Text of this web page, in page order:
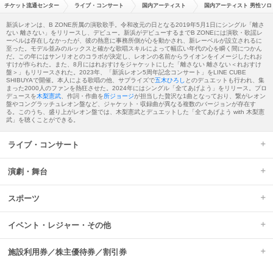
チケット流通センター ライブ・コンサート 国内アーティスト 国内アーティスト 男性ソロ
新浜レオンは、B ZONE所属の演歌歌手。令和改元の日となる2019年5月1日にシングル「離さ
ない 離さない」をリリースし、デビュー。新浜がデビューするまでB ZONEには演歌・歌謡レ
ーベルは存在しなかったが、彼の熱意に事務所側が心を動かされ、新レーベルが設立されるに
至った。モデル並みのルックスと確かな歌唱スキルによって幅広い年代の心を瞬く間につかん
だ。この年にはサンリオとのコラボが決定し、レオンの名前からライオンをイメージしたれお
すけが作られた。また、8月にはれおすけをジャケットにした「離さない 離さない＜れおすけ
盤＞」もリリースされた。2023年、「新浜レオン5周年記念コンサート」をLINE CUBE
SHIBUYAで開催。本人による歌唱の他、サプライズで五木ひろし とのデュエットも行われ、集
まった2000人のファンを熱狂させた。2024年にはシングル「全てあげよう」をリリース。プロ
デュースを木梨憲武 、作詞・作曲を所ジョージが担当した贅沢な1曲となっており、繋がレオン
盤やコングラッチュレオン盤など、ジャケット・収録曲が異なる複数のバージョンが存在す
る。このうち、盛り上がレオン盤では、木梨憲武とデュエットした「全てあげよう with 木梨憲
武」を聴くことができる。
ライブ・コンサート
演劇・舞台
スポーツ
イベント・レジャー・その他
施設利用券／株主優待券／割引券